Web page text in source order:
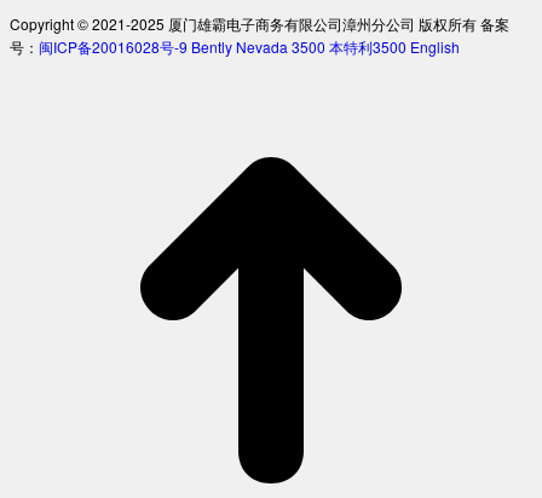
Copyright © 2021-2025 厦门雄霸电子商务有限公司漳州分公司 版权所有 备案
号： 闽ICP备20016028号-9 Bently Nevada 3500 本特利3500 English